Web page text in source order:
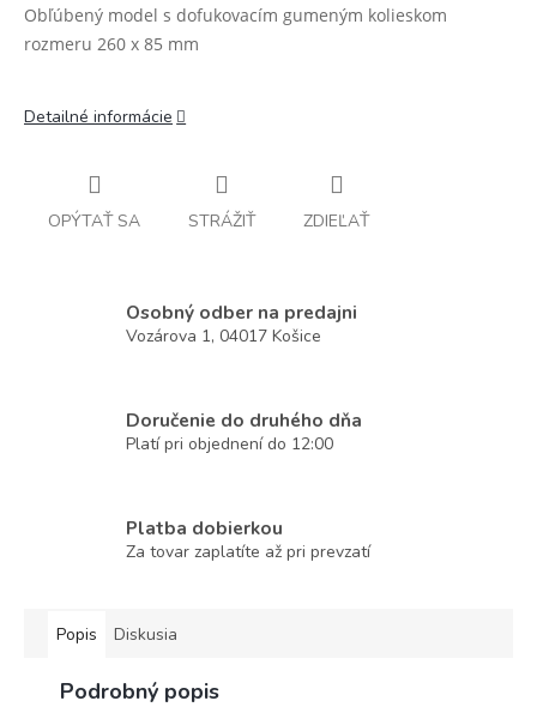
Obľúbený model s dofukovacím gumeným kolieskom
rozmeru 260 x 85 mm
Detailné informácie
OPÝTAŤ SA STRÁŽIŤ ZDIEĽAŤ
Osobný odber na predajni
Vozárova 1, 04017 Košice
Doručenie do druhého dňa
Platí pri objednení do 12:00
Platba dobierkou
Za tovar zaplatíte až pri prevzatí
Popis Diskusia
Podrobný popis